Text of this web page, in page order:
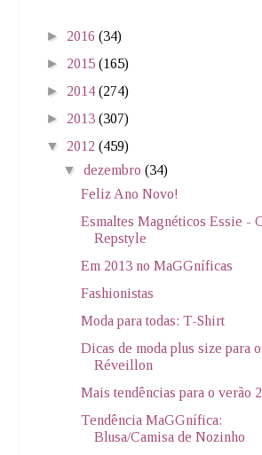
► 2016 (34)
► 2015 (165)
► 2014 (274)
► 2013 (307)
▼ 2012 (459)
▼dezembro(34)
Feliz Ano Novo!
Esmaltes Magnéticos Essie -
Repstyle
Em 2013 no MaGGníficas
Fashionistas
Moda para todas: T-Shirt
Dicas de moda plus size para o
Réveillon
Mais tendências para o verão
Tendência MaGGnífica:
Blusa/Camisa de Nozinho